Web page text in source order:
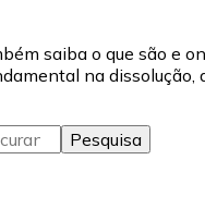
saiba o que são
na dissolução,